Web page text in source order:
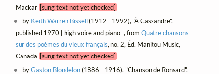
Mackar [sung text not yet checked]
by Keith Warren Bissell(1912 - 1992), "À Cassandre",
published 1970 [ high voice and piano ], from Quatre chansons
sur des poèmes du vieux français, no. 2, Éd. Manitou Music,
Canada [sung text not yet checked]
byGaston Blondelon(1886 - 1916), "Chanson de Ronsard",